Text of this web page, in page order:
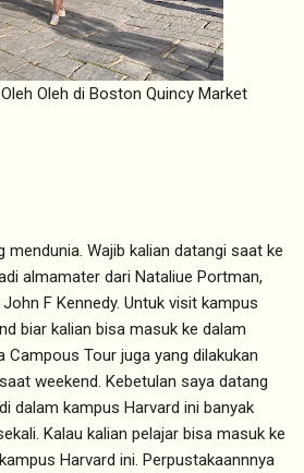
Oleh di Boston Quincy Market
mendunia. Wajib kalian datangi saat ke
almamater dari Nataliue Portman,
F Kennedy. Untuk visit kampus
biar kalian bisa masuk ke dalam
Campous Tour juga yang dilakukan
weekend. Kebetulan saya datang
dalam kampus Harvard ini banyak
Kalau kalian pelajar bisa masuk ke
Harvard ini. Perpustakaannnya